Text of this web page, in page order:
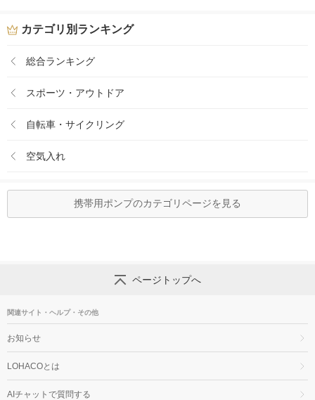
カテゴリ別ランキング
総合ランキング
スポーツ・アウトドア
自転車・サイクリング
空気入れ
携帯用ポンプのカテゴリページを見る
ページトップへ
関連サイト・ヘルプ・その他
お知らせ
LOHACOとは
AIチャットで質問する